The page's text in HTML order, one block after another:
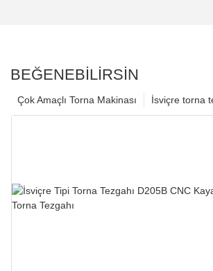
BEĞENEBILIRSIN
İsviçre torna
Çok Amaçlı Torna Makinası